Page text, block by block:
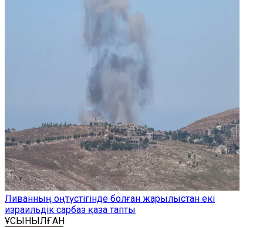
Ливанның оңтүстігінде болған жарылыстан екі
израильдік сарбаз қаза тапты
ҰСЫНЫЛҒАН